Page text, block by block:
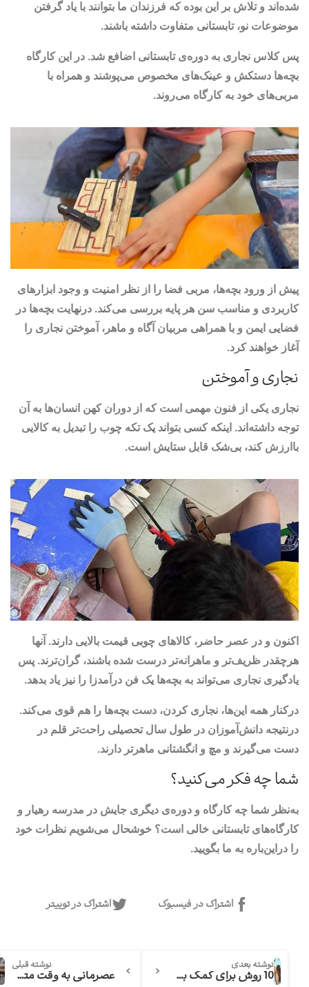
شده‌اند و تلاش بر این بوده که فرزندان ما بتوانند با یاد گرفتن
موضوعات نو، تابستانی متفاوت داشته باشند.
پس کلاس نجاری به دوره‌ی تابستانی اضافع شد. در این کارگاه
بچه‌ها دستکش و عینک‌های مخصوص می‌پوشند و همراه با
مربی‌های خود به کارگاه می‌روند.
پیش از ورود بچه‌ها، مربی فضا را از نظر امنیت و وجود ابزارهای
کاربردی و مناسب سن هر پایه بررسی می‌کند. درنهایت بچه‌ها در
فضایی ایمن و با همراهی مربیان آگاه و ماهر، آموختن نجاری را
آغاز خواهند کرد.
نجاری و آموختن
نجاری یکی از فنون مهمی است که از دوران کهن انسان‌ها به آن
توجه داشته‌اند. اینکه کسی بتواند یک تکه چوب را تبدیل به کالایی
باارزش کند، بی‌شک قابل ستایش است.
اکنون و در عصر حاضر، کالاهای چوبی قیمت بالایی دارند. آنها
هرچقدر ظریف‌تر و ماهرانه‌تر درست شده‌ باشند، گران‌ترند. پس
یادگیری نجاری می‌تواند به بچه‌ها یک فن درآمدزا را نیز یاد بدهد.
درکنار همه این‌ها، نجاری کردن، دست بچه‌ها را هم قوی می‌کند.
درنتیجه دانش‌آموزان در طول سال تحصیلی راحت‌تر قلم در
دست می‌گیرند و مچ و انگشتانی ماهرتر دارند.
شما چه فکر می‌کنید؟
به‌نظر شما چه کارگاه و دوره‌ی دیگری جایش در مدرسه رهیار و
کارگاه‌های تابستانی خالی است؟ خوشحال می‌شویم نظرات خود
را دراین‌باره به ما بگویید.
اشتراک در فیسبوک اشتراک در توییتر
نوشته قبلی
عصرمانی به وقت متوسطه دوم
نوشته بعدی
10 روش برای کمک به رفع خوانش‌پریسی